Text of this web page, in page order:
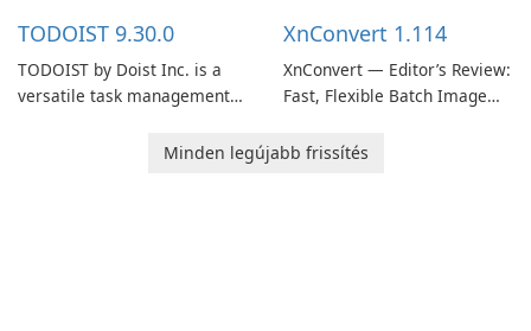
TODOIST 9.30.0
TODOIST by Doist Inc. is a
versatile task management
individuals and teams
XnConvert 1.114
XnConvert — Editor’s Review:
Fast, Flexible Batch Image
macOS and Linux XnConvert
Minden legújabb frissítés